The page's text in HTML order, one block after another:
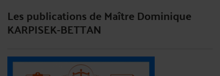
Les publications de Maître Dominique
KARPISEK-BETTAN